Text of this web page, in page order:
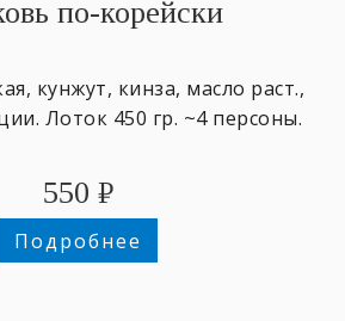
по-корейски
кунжут, кинза, масло раст.,
Лоток 450 гр. ~4 персоны.
550 ₽
Подробнее